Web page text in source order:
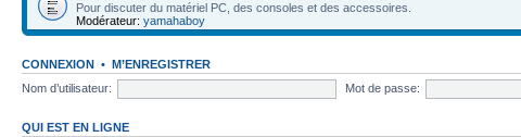
Pour discuter du matériel PC, des consoles et des accessoires.
Modérateur: yamahaboy
CONNEXION • M’ENREGISTRER
Nom d’utilisateur:
Mot de passe:
QUI EST EN LIGNE